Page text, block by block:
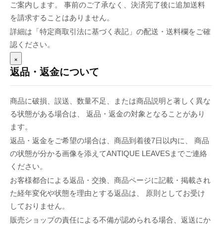
ご案内します。 事前のご了承なく、決済完了後に追加送料
を請求することはありません。
詳細は「特定商取引法に基づく表記」の配送・送料欄をご確
認ください。
×
返品・返金について
商品に破損、誤送、数量不足、または商品説明と著しく異な
る状態がある場合は、 返品・返金の対象となることがあり
ます。
返品・返金をご希望の場合は、商品到着後7日以内に、 商品
の状態が分かる画像を添えてANTIQUE LEAVESまでご連絡
ください。
お客様都合による返品・交換、商品ページに記載・掲載され
た経年変化や状態を理由とする返品は、 原則としてお受け
しておりません。
販売ショップの責任による不備が認められる場合、返送にか